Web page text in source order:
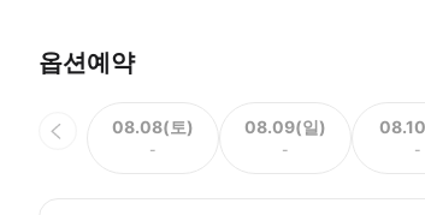
옵션예약
08.08(토)
-
08.09(일)
- -